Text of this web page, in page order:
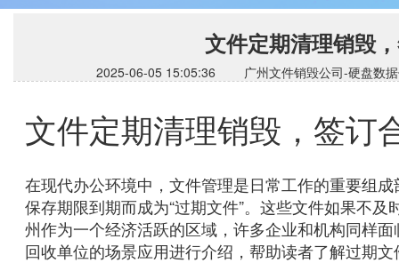
文件定期清理销毁
2025-06-05 15:05:36 广州文件销毁公司-硬盘数
文件定期清理销毁，签订
在现代办公环境中，文件管理是日常工作的重要组
保存期限到期而成为“过期文件”。这些文件如果不
州作为一个经济活跃的区域，许多企业和机构同样
回收单位的场景应用进行介绍，帮助读者了解过期